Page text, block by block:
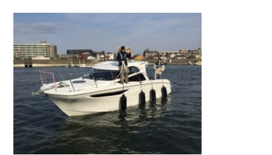
お問い合わせ
Contact us
会社概要
Company
採用情報
Recruit
リンク集
Link